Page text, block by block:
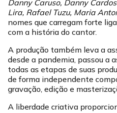
Danny Caruso, Danny
Lira, Rafael Tuzu, Maria
nomes que carregam forte
com a história do cantor.
A produção também leva a
desde a pandemia, passou a
todas as etapas de suas
de forma independente
gravação, edição e
A liberdade criativa